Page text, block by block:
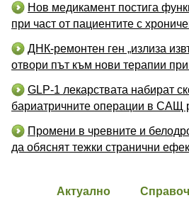
Нов медикамент постига
при част от пациентите с
ДНК-ремонтен ген „излиза
отвори път към нови терапии
GLP-1 лекарствата набират
бариатричните операции в САЩ
Промени в чревните и
да обяснят тежки странични
Актуално